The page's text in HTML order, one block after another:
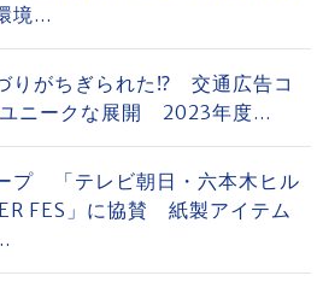
境...
りがちぎられた⁉ 交通広告コ
ユニークな展開 2023年度...
プ 「テレビ朝日・六本木ヒル
FES」に協賛 紙製アイテム